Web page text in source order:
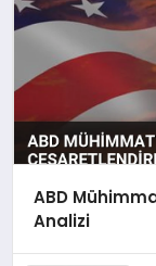
ABD
Analizi